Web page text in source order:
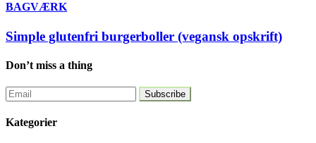
BAGVÆRK
Simple glutenfri burgerboller (vegansk opskrift)
Don’t miss a thing
Kategorier